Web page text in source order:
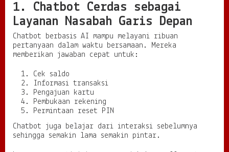
1. Chatbot Cerdas sebagai
Layanan Nasabah Garis Depan
Chatbot berbasis AI mampu melayani ribuan
pertanyaan dalam waktu bersamaan. Mereka
memberikan jawaban cepat untuk:
Cek saldo
Informasi transaksi
Pengajuan kartu
Pembukaan rekening
Permintaan reset PIN
Chatbot juga belajar dari interaksi sebelumnya
sehingga semakin lama semakin pintar.